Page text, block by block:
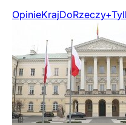
OpinieKrajDoRzeczy+